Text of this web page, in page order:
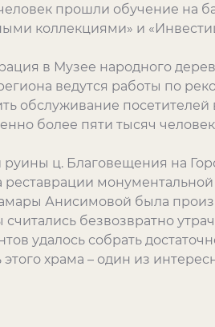
прошли обучение на
коллекциями» и
в Музее народного
ведутся работы по
обслуживание
более пяти тысяч
руины ц. Благовещения на
Анисимовой была
считались безвозвратно
удалось собрать
храма – один из